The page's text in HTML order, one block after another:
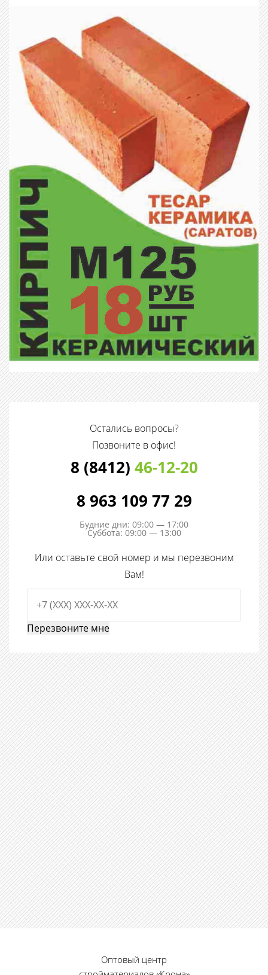
Остались вопросы?
Позвоните в офис!
8 (8412) 46-12-20
8 963 109 77 29
Будние дни: 09:00 — 17:00
Суббота: 09:00 — 13:00
Или оставьте свой номер и мы перезвоним
Вам!
Оптовый центр